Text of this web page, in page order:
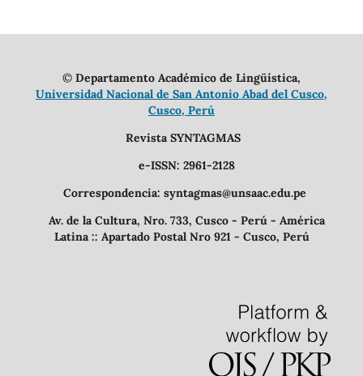
© Departamento Académico de Lingüística,
Universidad Nacional de San Antonio Abad del Cusco,
Cusco, Perú
Revista SYNTAGMAS
e-ISSN: 2961-2128
Correspondencia: syntagmas@unsaac.edu.pe
Av. de la Cultura, Nro. 733, Cusco - Perú - América
Latina :: Apartado Postal Nro 921 - Cusco, Perú